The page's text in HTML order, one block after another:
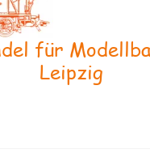
für
Leipzig